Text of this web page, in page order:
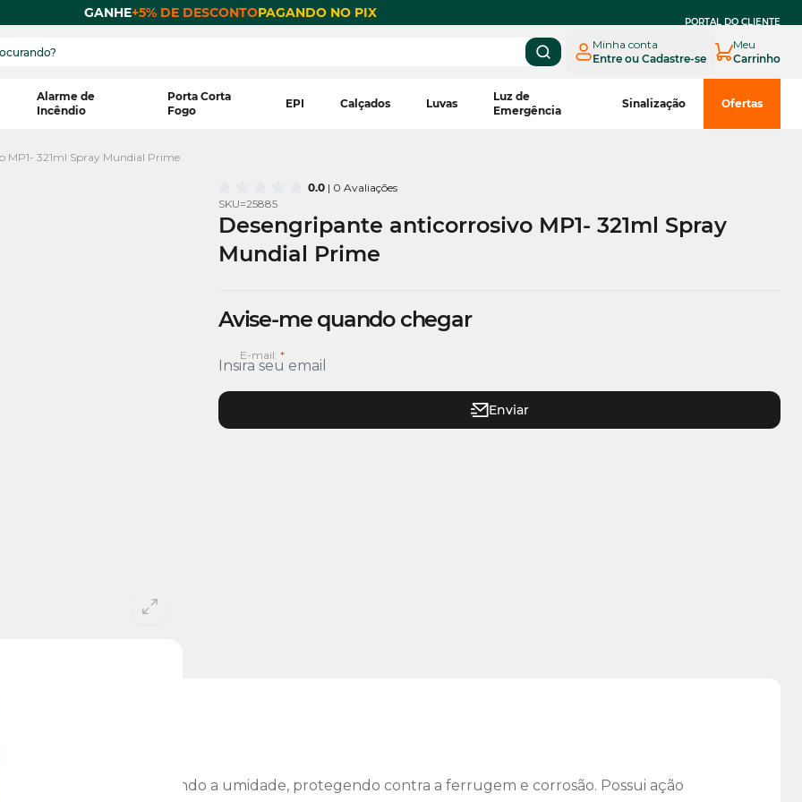
GANHE+5% DE DESCONTOPAGANDO NO PIX
PORTAL DO CLIENTE
Minha conta
Entre ou Cadastre-se
Meu
Carrinho
Alarme de
Incêndio
Porta Corta
Fogo
EPI Calçados Luvas
Luz de
Emergência
Sinalização Ofertas
MP1- 321ml Spray Mundial Prime
0.0 | 0 Avaliações
SKU=25885
Desengripante anticorrosivo MP1- 321ml Spray
Mundial Prime
Avise-me quando chegar
E-mail:
Enviar
mecânicas, eliminando a umidade, protegendo contra a ferrugem e corrosão. Possui ação